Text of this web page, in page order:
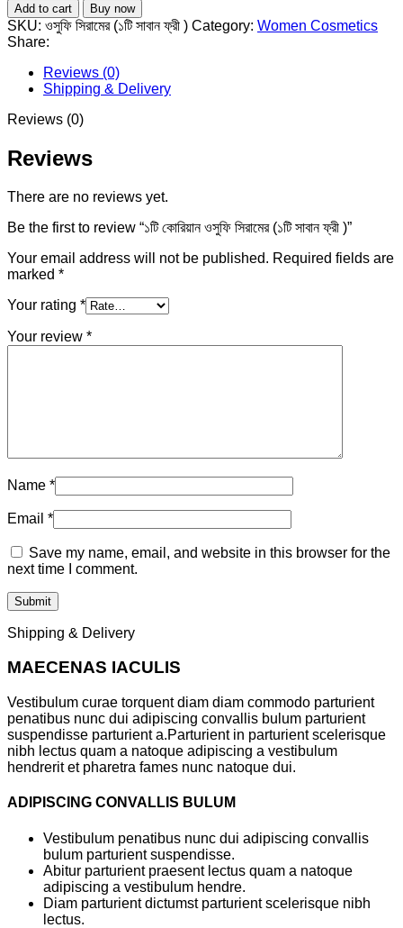
Add to cart Buy now
SKU: ওসুফি সিরামের (১টি সাবান ফ্রী ) Category: Women Cosmetics
Share:
Reviews (0)
Shipping & Delivery
Reviews (0)
Reviews
There are no reviews yet.
Be the first to review “১টি কোরিয়ান ওসুফি সিরামের (১টি সাবান ফ্রী )”
Your email address will not be published. Required fields are
marked *
Your rating *
Your review *
Name *
Email *
Save my name, email, and website in this browser for the
next time I comment.
Shipping & Delivery
MAECENAS IACULIS
Vestibulum curae torquent diam diam commodo parturient
penatibus nunc dui adipiscing convallis bulum parturient
suspendisse parturient a.Parturient in parturient scelerisque
nibh lectus quam a natoque adipiscing a vestibulum
hendrerit et pharetra fames nunc natoque dui.
ADIPISCING CONVALLIS BULUM
Vestibulum penatibus nunc dui adipiscing convallis
bulum parturient suspendisse.
Abitur parturient praesent lectus quam a natoque
adipiscing a vestibulum hendre.
Diam parturient dictumst parturient scelerisque nibh
lectus.